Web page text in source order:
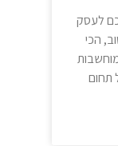
לעסק
הכי
תחום